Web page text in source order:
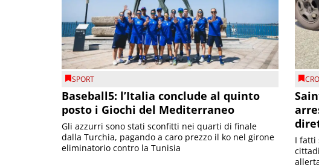
SPORT
Baseball5: l’Italia conclude al quinto
posto i Giochi del Mediterraneo
Gli azzurri sono stati sconfitti nei quarti di finale
dalla Turchia, pagando a caro prezzo il ko nel girone
eliminatorio contro la Tunisia
I fatti